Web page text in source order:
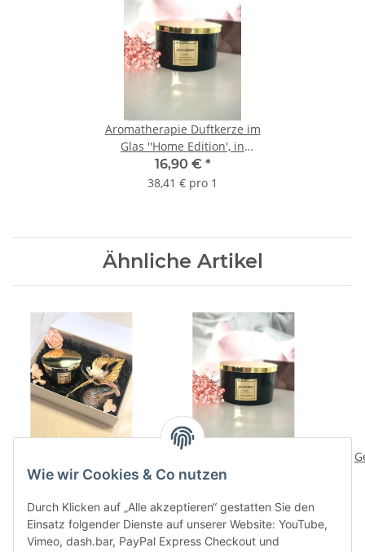
Aromatherapie Duftkerze im
Glas ''Home Edition', in
Schwarz/ Gold
16,90 € *
38,41 € pro 1
Ähnliche Artikel
''Aromatherapie in
Duftkerze im Glas
Schwarz/ Gold
38,41 € pro 1
Wie wir Cookies & Co nutzen
Durch Klicken auf „Alle akzeptieren“ gestatten Sie den
Einsatz folgender Dienste auf unserer Website: YouTube,
Vimeo, dash.bar, PayPal Express Checkout und